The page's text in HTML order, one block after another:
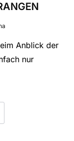
Anblick der
nur